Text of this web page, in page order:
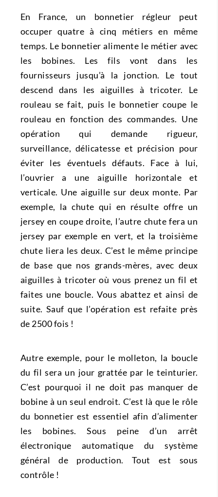
En France, un bonnetier régleur peut
occuper quatre à cinq métiers en même
temps. Le bonnetier alimente le métier avec
les bobines. Les fils vont dans les
fournisseurs jusqu’à la jonction. Le tout
descend dans les aiguilles à tricoter. Le
rouleau se fait, puis le bonnetier coupe le
rouleau en fonction des commandes. Une
opération qui demande rigueur,
surveillance, délicatesse et précision pour
éviter les éventuels défauts. Face à lui,
l’ouvrier a une aiguille horizontale et
verticale. Une aiguille sur deux monte. Par
exemple, la chute qui en résulte offre un
jersey en coupe droite, l’autre chute fera un
jersey par exemple en vert, et la troisième
chute liera les deux. C’est le même principe
de base que nos grands-mères, avec deux
aiguilles à tricoter où vous prenez un fil et
faites une boucle. Vous abattez et ainsi de
suite. Sauf que l’opération est refaite près
de 2500 fois !
Autre exemple, pour le molleton, la boucle
du fil sera un jour grattée par le teinturier.
C’est pourquoi il ne doit pas manquer de
bobine à un seul endroit. C’est là que le rôle
du bonnetier est essentiel afin d’alimenter
les bobines. Sous peine d’un arrêt
électronique automatique du système
général de production. Tout est sous
contrôle !